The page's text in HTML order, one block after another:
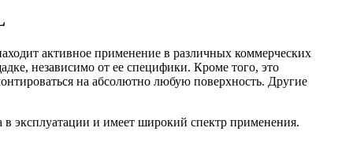
активное применение в различных коммерческих
независимо от ее специфики. Кроме того, это
на абсолютно любую поверхность. Другие
эксплуатации и имеет широкий спектр применения.